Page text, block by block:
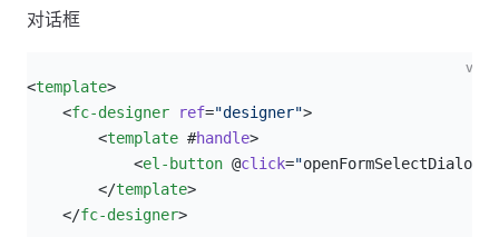
对话框
vue
<template>
    <
fc-designer ref="designer">
        <
template #handle>
            <
el-button @click="openFormSelectDialog
        </
template>
    </
fc-designer>